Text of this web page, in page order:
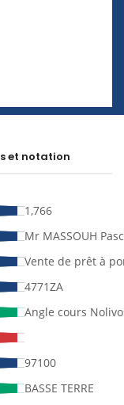
et notation
1,766
Mr MASSOUH
Vente de prêt à
4771ZA
Angle cours
97100
BASSE TERRE